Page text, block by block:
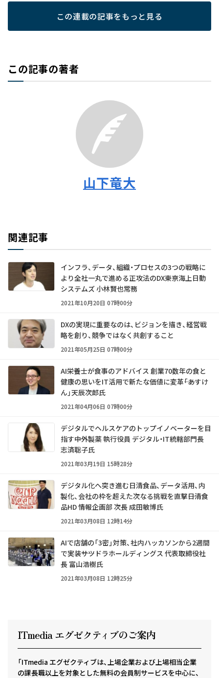
この連載の記事をもっと見る
この記事の著者
山下竜大
関連記事
インフラ、データ、組織・プロセスの3つの戦略に
より全社一丸で進める正攻法のDX――東京海上日動
システムズ 小林賢也常務
2021年10月20日 07時00分
DXの実現に重要なのは、ビジョンを描き、経営戦
略を創り、競争ではなく共創すること
2021年05月25日 07時00分
AI栄養士が食事のアドバイス 創業70数年の食と
健康の思いをIT活用で新たな価値に変革――「あすけ
ん」天辰次郎氏
2021年04月06日 07時00分
デジタルでヘルスケアのトップイノベーターを目
指す――中外製薬 執行役員 デジタル・IT統轄部門長
志済聡子氏
2021年03月19日 15時28分
デジタル化へ突き進む日清食品、データ活用、内
製化、会社の枠を超えた次なる挑戦を直撃――日清食
品HD 情報企画部 次長 成田敏博氏
2021年03月08日 12時14分
AIで店舗の「3密」対策、社内ハッカソンから2週間
で実装――サツドラホールディングス 代表取締役社
長 富山浩樹氏
2021年03月08日 12時25分
ITmedia エグゼクティ ブのご案内
「ITmedia エグゼクティブは、上場企業および上場相当企業
の課長職以上を対象とした無料の会員制サービスを中心に、